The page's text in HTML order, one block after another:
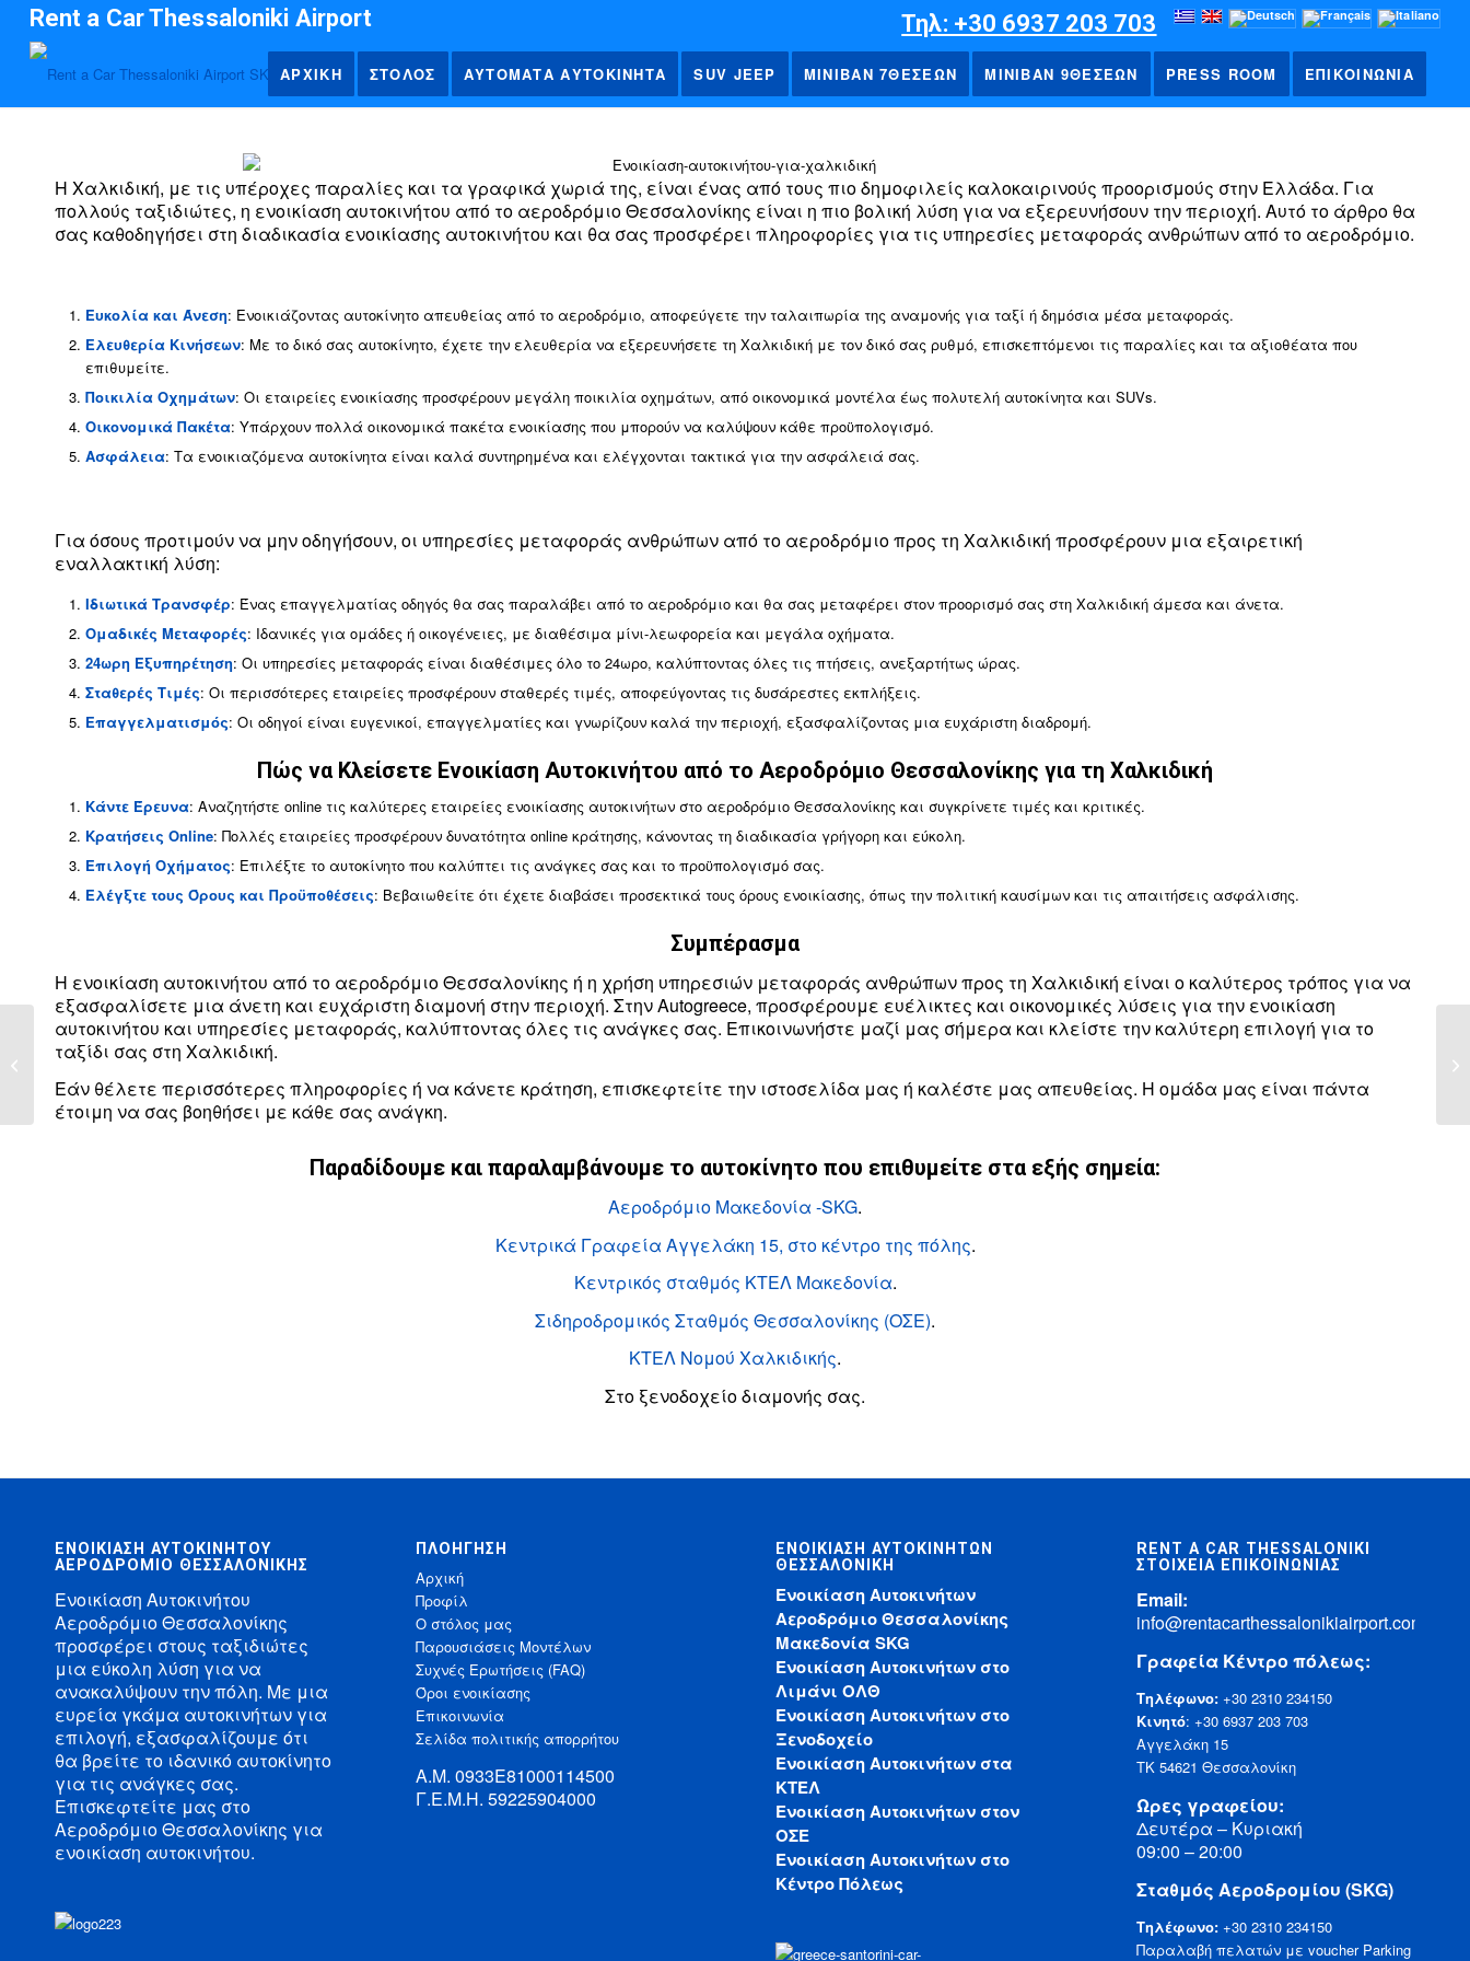
Τηλ: +30 6937 203 703
Rent a Car Thessaloniki Airport
ΑΡΧΙΚΗ ΣΤΟΛΟΣ ΑΥΤΟΜΑΤΑ ΑΥΤΟΚΙΝΗΤΑ SUV JEEP ΜΙΝΙΒΑΝ 7ΘΕΣΕΩΝ ΜΙΝΙΒΑΝ 9ΘΕΣΕΩΝ PRESS ROOM ΕΠΙΚΟΙΝΩΝΙΑ
Η Χαλκιδική, με τις υπέροχες παραλίες και τα γραφικά χωριά της, είναι ένας από τους πιο δημοφιλείς καλοκαιρινούς προορισμούς στην Ελλάδα. Για
πολλούς ταξιδιώτες, η ενοικίαση αυτοκινήτου από το αεροδρόμιο Θεσσαλονίκης είναι η πιο βολική λύση για να εξερευνήσουν την περιοχή. Αυτό το άρθρο θα
σας καθοδηγήσει στη διαδικασία ενοικίασης αυτοκινήτου και θα σας προσφέρει πληροφορίες για τις υπηρεσίες μεταφοράς ανθρώπων από το αεροδρόμιο.
Ευκολία και Άνεση: Ενοικιάζοντας αυτοκίνητο απευθείας από το αεροδρόμιο, αποφεύγετε την ταλαιπωρία της αναμονής για ταξί ή δημόσια μέσα μεταφοράς.
Ελευθερία Κινήσεων: Με το δικό σας αυτοκίνητο, έχετε την ελευθερία να εξερευνήσετε τη Χαλκιδική με τον δικό σας ρυθμό, επισκεπτόμενοι τις παραλίες και τα αξιοθέατα που
επιθυμείτε.
Ποικιλία Οχημάτων: Οι εταιρείες ενοικίασης προσφέρουν μεγάλη ποικιλία οχημάτων, από οικονομικά μοντέλα έως πολυτελή αυτοκίνητα και SUVs.
Οικονομικά Πακέτα: Υπάρχουν πολλά οικονομικά πακέτα ενοικίασης που μπορούν να καλύψουν κάθε προϋπολογισμό.
Ασφάλεια: Τα ενοικιαζόμενα αυτοκίνητα είναι καλά συντηρημένα και ελέγχονται τακτικά για την ασφάλειά σας.
Για όσους προτιμούν να μην οδηγήσουν, οι υπηρεσίες μεταφοράς ανθρώπων από το αεροδρόμιο προς τη Χαλκιδική προσφέρουν μια εξαιρετική
εναλλακτική λύση:
Ιδιωτικά Τρανσφέρ: Ένας επαγγελματίας οδηγός θα σας παραλάβει από το αεροδρόμιο και θα σας μεταφέρει στον προορισμό σας στη Χαλκιδική άμεσα και άνετα.
Ομαδικές Μεταφορές: Ιδανικές για ομάδες ή οικογένειες, με διαθέσιμα μίνι-λεωφορεία και μεγάλα οχήματα.
24ωρη Εξυπηρέτηση: Οι υπηρεσίες μεταφοράς είναι διαθέσιμες όλο το 24ωρο, καλύπτοντας όλες τις πτήσεις, ανεξαρτήτως ώρας.
Σταθερές Τιμές: Οι περισσότερες εταιρείες προσφέρουν σταθερές τιμές, αποφεύγοντας τις δυσάρεστες εκπλήξεις.
Επαγγελματισμός: Οι οδηγοί είναι ευγενικοί, επαγγελματίες και γνωρίζουν καλά την περιοχή, εξασφαλίζοντας μια ευχάριστη διαδρομή.
Πώς να Κλείσετε Ενοικίαση Αυτοκινήτου από το Αεροδρόμιο Θεσσαλονίκης για τη Χαλκιδική
Κάντε Έρευνα: Αναζητήστε online τις καλύτερες εταιρείες ενοικίασης αυτοκινήτων στο αεροδρόμιο Θεσσαλονίκης και συγκρίνετε τιμές και κριτικές.
Κρατήσεις Online: Πολλές εταιρείες προσφέρουν δυνατότητα online κράτησης, κάνοντας τη διαδικασία γρήγορη και εύκολη.
Επιλογή Οχήματος: Επιλέξτε το αυτοκίνητο που καλύπτει τις ανάγκες σας και το προϋπολογισμό σας.
Ελέγξτε τους Όρους και Προϋποθέσεις: Βεβαιωθείτε ότι έχετε διαβάσει προσεκτικά τους όρους ενοικίασης, όπως την πολιτική καυσίμων και τις απαιτήσεις ασφάλισης.
Συμπέρασμα
Η ενοικίαση αυτοκινήτου από το αεροδρόμιο Θεσσαλονίκης ή η χρήση υπηρεσιών μεταφοράς ανθρώπων προς τη Χαλκιδική είναι ο καλύτερος τρόπος για να
εξασφαλίσετε μια άνετη και ευχάριστη διαμονή στην περιοχή. Στην Autogreece, προσφέρουμε ευέλικτες και οικονομικές λύσεις για την ενοικίαση
αυτοκινήτου και υπηρεσίες μεταφοράς, καλύπτοντας όλες τις ανάγκες σας. Επικοινωνήστε μαζί μας σήμερα και κλείστε την καλύτερη επιλογή για το
ταξίδι σας στη Χαλκιδική.
Εάν θέλετε περισσότερες πληροφορίες ή να κάνετε κράτηση, επισκεφτείτε την ιστοσελίδα μας ή καλέστε μας απευθείας. Η ομάδα μας είναι πάντα
έτοιμη να σας βοηθήσει με κάθε σας ανάγκη.
Παραδίδουμε και παραλαμβάνουμε το αυτοκίνητο που επιθυμείτε στα εξής σημεία:
Αεροδρόμιο Μακεδονία -SKG.
Κεντρικά Γραφεία Αγγελάκη 15, στο κέντρο της πόλης.
Κεντρικός σταθμός ΚΤΕΛ Μακεδονία.
Σιδηροδρομικός Σταθμός Θεσσαλονίκης (ΟΣΕ).
ΚΤΕΛ Νομού Χαλκιδικής.
Στο ξενοδοχείο διαμονής σας.
ΕΝΟΙΚΊΑΣΗ ΑΥΤΟΚΙΝΉΤΟΥ
ΑΕΡΟΔΡΌΜΙΟ ΘΕΣΣΑΛΟΝΊΚΗΣ
Ενοικίαση Αυτοκινήτου
Αεροδρόμιο Θεσσαλονίκης
προσφέρει στους ταξιδιώτες
μια εύκολη λύση για να
ανακαλύψουν την πόλη. Με μια
ευρεία γκάμα αυτοκινήτων για
επιλογή, εξασφαλίζουμε ότι
θα βρείτε το ιδανικό αυτοκίνητο
για τις ανάγκες σας.
Επισκεφτείτε μας στο
Αεροδρόμιο Θεσσαλονίκης για
ενοικίαση αυτοκινήτου.
ΠΛΟΉΓΗΣΗ
Αρχική
Προφίλ
Ο στόλος μας
Παρουσιάσεις Μοντέλων
Συχνές Ερωτήσεις (FAQ)
Όροι ενοικίασης
Επικοινωνία
Σελίδα πολιτικής απορρήτου
Α.Μ. 0933Ε81000114500
Γ.Ε.Μ.Η. 59225904000
ΕΝΟΙΚΊΑΣΗ ΑΥΤΟΚΙΝΉΤΩΝ
ΘΕΣΣΑΛΟΝΊΚΗ
Ενοικίαση Αυτοκινήτων
Αεροδρόμιο Θεσσαλονίκης
Μακεδονία SKG
Ενοικίαση Αυτοκινήτων στο
Λιμάνι ΟΛΘ
Ενοικίαση Αυτοκινήτων στο
Ξενοδοχείο
Ενοικίαση Αυτοκινήτων στα
ΚΤΕΛ
Ενοικίαση Αυτοκινήτων στον
ΟΣΕ
Ενοικίαση Αυτοκινήτων στο
Κέντρο Πόλεως
RENT A CAR THESSALONIKI
ΣΤΟΙΧΕΊΑ ΕΠΙΚΟΙΝΩΝΊΑΣ
Email:
info@rentacarthessalonikiairport.com
Γραφεία Κέντρο πόλεως:
Τηλέφωνο: +30 2310 234150
Κινητό: +30 6937 203 703
Αγγελάκη 15
ΤΚ 54621 Θεσσαλονίκη
Ωρες γραφείου:
Δευτέρα – Κυριακή
09:00 – 20:00
Σταθμός Αεροδρομίου (SKG)
Τηλέφωνο: +30 2310 234150
Παραλαβή πελατών με voucher Parking
Ενοικίαση
Αυτοκινήτου από
Αεροδρόμιο
Θεσσαλονίκης...